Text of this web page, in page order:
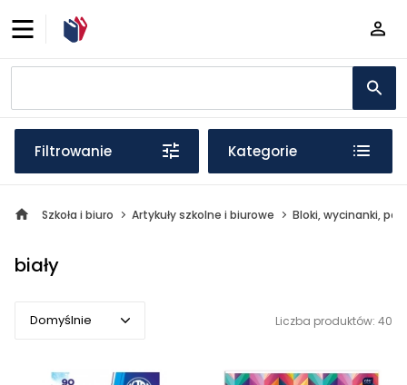
Filtrowanie Kategorie
Szkoła i biuro Artykuły szkolne i biurowe Bloki, wycinanki,
biały
Domyślnie Liczba produktów: 40